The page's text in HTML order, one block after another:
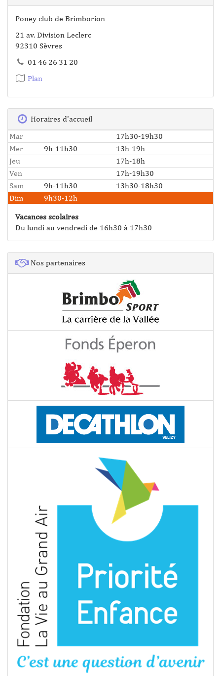
Poney club de Brimborion
21 av. Division Leclerc
92310 Sèvres
01 46 26 31 20
Plan
Horaires d'accueil
Mar
17h30-19h30
Mer
9h-11h30
13h-19h
Jeu
17h-18h
Ven
17h-19h30
Sam
9h-11h30
13h30-18h30
Dim
9h30-12h
Vacances scolaires
Du lundi au vendredi de 16h30 à 17h30
Nos partenaires